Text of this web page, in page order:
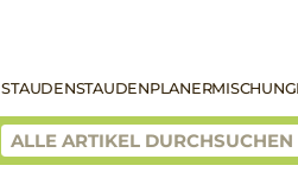
STAUDENSTAUDENPLANER